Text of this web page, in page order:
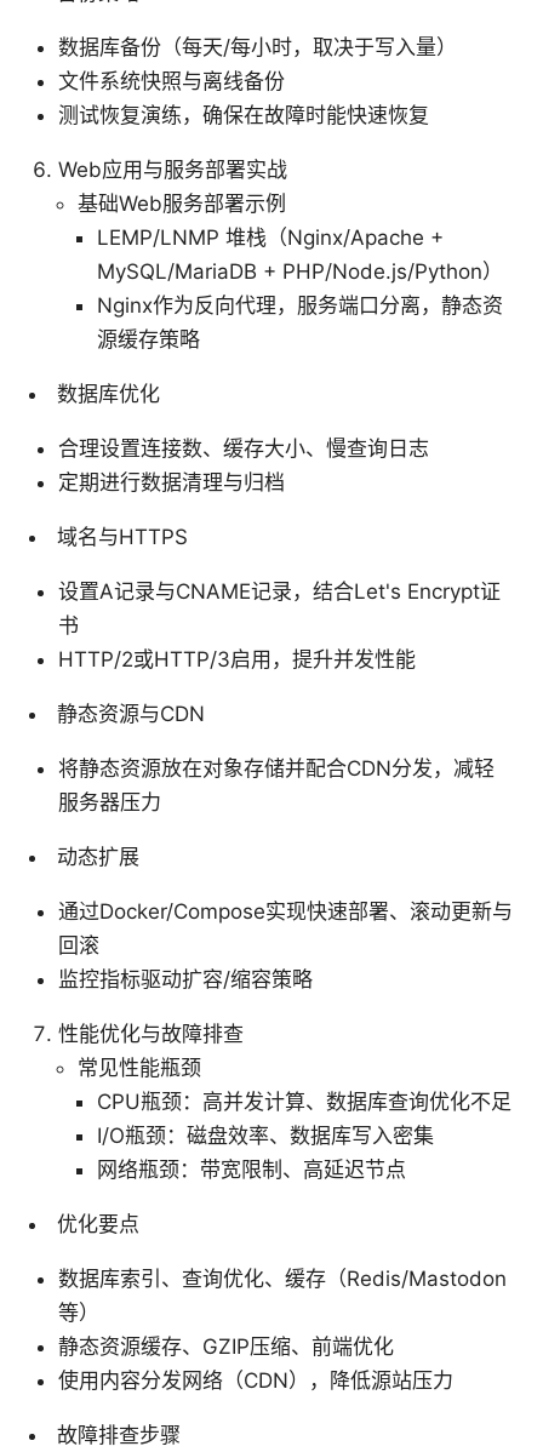
数据库备份（每天/每小时，取决于写入量）
文件系统快照与离线备份
测试恢复演练，确保在故障时能快速恢复
Web应用与服务部署实战
基础Web服务部署示例
LEMP/LNMP 堆栈（Nginx/Apache +
MySQL/MariaDB + PHP/Node.js/Python）
Nginx作为反向代理，服务端口分离，静态资
源缓存策略
数据库优化
合理设置连接数、缓存大小、慢查询日志
定期进行数据清理与归档
域名与HTTPS
设置A记录与CNAME记录，结合Let's Encrypt证
书
HTTP/2或HTTP/3启用，提升并发性能
静态资源与CDN
将静态资源放在对象存储并配合CDN分发，减轻
服务器压力
动态扩展
通过Docker/Compose实现快速部署、滚动更新与
回滚
监控指标驱动扩容/缩容策略
性能优化与故障排查
常见性能瓶颈
CPU瓶颈：高并发计算、数据库查询优化不足
I/O瓶颈：磁盘效率、数据库写入密集
网络瓶颈：带宽限制、高延迟节点
优化要点
数据库索引、查询优化、缓存（Redis/Mastodon
等）
静态资源缓存、GZIP压缩、前端优化
使用内容分发网络（CDN），降低源站压力
故障排查步骤